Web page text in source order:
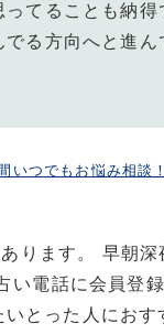
てることも納得
る方向へと進ん
いつでもお悩み相談！
ります。 早朝深
い電話に会員登
とった人におす